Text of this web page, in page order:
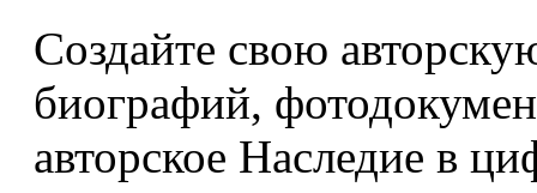
Создайте свою
биографий,
авторское Наследие в